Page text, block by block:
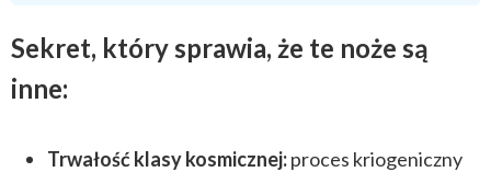
Sekret, który sprawia, że te noże są
inne:
Trwałość klasy kosmicznej:proces kriogeniczny